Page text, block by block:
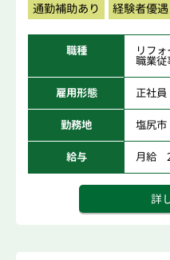
通勤補助あり 経験者優遇
職種 リフ
職業従
雇用形態 正社員
勤務地 塩尻市
給与 月給
詳